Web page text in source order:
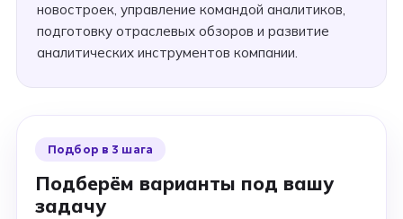
новостроек, управление командой аналитиков,
подготовку отраслевых обзоров и развитие
аналитических инструментов компании.
Подбор в 3 шага
Подберём варианты под вашу
задачу